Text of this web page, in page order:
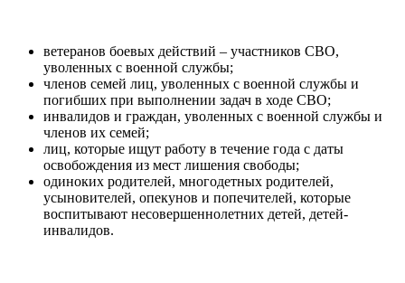
ветеранов боевых действий – участников СВО,
уволенных с военной службы;
членов семей лиц, уволенных с военной службы и
погибших при выполнении задач в ходе СВО;
инвалидов и граждан, уволенных с военной службы и
членов их семей;
лиц, которые ищут работу в течение года с даты
освобождения из мест лишения свободы;
одиноких родителей, многодетных родителей,
усыновителей, опекунов и попечителей, которые
воспитывают несовершеннолетних детей, детей-
инвалидов.